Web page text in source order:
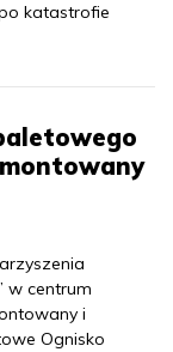
katastrofie
w centrum
i
Ognisko